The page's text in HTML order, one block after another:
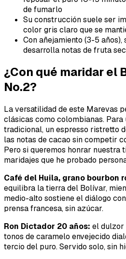
de fumarlo
Su construcción suele ser
color gris claro que se
Con añejamiento (3-5
desarrolla notas de fruta
¿Con qué maridar el
No.2?
La versatilidad de este Marevas
clásicas como colombianas. Para
tradicional, un espresso ristretto
las notas de cacao sin competir
Pero si queremos honrar nuestra
maridajes que he probado
Café del Huila, grano bourbon
equilibra la tierra del Bolívar,
medio-alto sostiene el diálogo
prensa francesa, sin azúcar.
Ron Dictador 20 años: el dulzor
tonos de caramelo envejecido
tercio del puro. Servido solo, sin